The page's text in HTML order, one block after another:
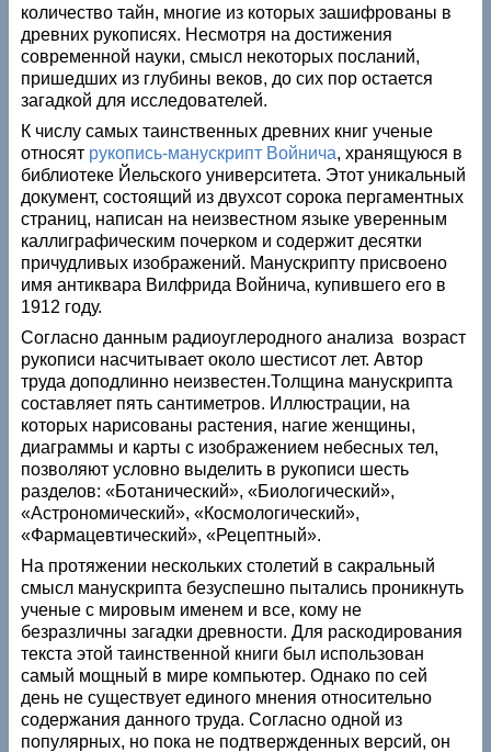
количество тайн, многие из которых зашифрованы в
древних рукописях. Несмотря на достижения
современной науки, смысл некоторых посланий,
пришедших из глубины веков, до сих пор остается
загадкой для исследователей.
К числу самых таинственных древних книг ученые
относят рукопись-манускрипт Войнича, хранящуюся в
библиотеке Йельского университета. Этот уникальный
документ, состоящий из двухсот сорока пергаментных
страниц, написан на неизвестном языке уверенным
каллиграфическим почерком и содержит десятки
причудливых изображений. Манускрипту присвоено
имя антиквара Вилфрида Войнича, купившего его в
1912 году.
Согласно данным радиоуглеродного анализа возраст
рукописи насчитывает около шестисот лет. Автор
труда доподлинно неизвестен.Толщина манускрипта
составляет пять сантиметров. Иллюстрации, на
которых нарисованы растения, нагие женщины,
диаграммы и карты с изображением небесных тел,
позволяют условно выделить в рукописи шесть
разделов: «Ботанический», «Биологический»,
«Астрономический», «Космологический»,
«Фармацевтический», «Рецептный».
На протяжении нескольких столетий в сакральный
смысл манускрипта безуспешно пытались проникнуть
ученые с мировым именем и все, кому не
безразличны загадки древности. Для раскодирования
текста этой таинственной книги был использован
самый мощный в мире компьютер. Однако по сей
день не существует единого мнения относительно
содержания данного труда. Согласно одной из
популярных, но пока не подтвержденных версий, он